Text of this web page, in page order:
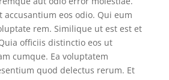
eos odio. Qui eum
rem. Similique ut est est et
officiis distinctio eos ut
cumque. Ea voluptatem
quod delectus rerum. Et